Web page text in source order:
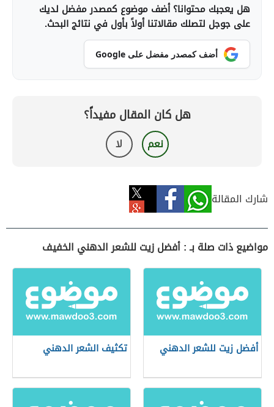
هل يعجبك محتوانا؟ أضف موضوع كمصدر مفضل لديك
على جوجل لتصلك مقالاتنا أولاً بأول في نتائج البحث.
أضف كمصدر مفضل على Google
هل كان المقال مفيداً؟
نعم لا
شارك المقالة
مواضيع ذات صلة بـ : أفضل زيت للشعر الدهني الخفيف
أفضل زيت للشعر الدهني تكثيف الشعر الدهني